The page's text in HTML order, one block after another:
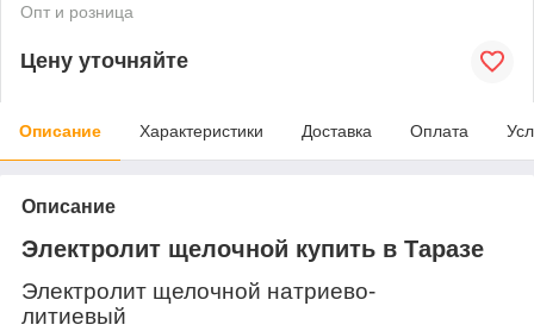
Опт и розница
Цену уточняйте
Описание Характеристики Доставка Оплата
Описание
Электролит щелочной купить в Таразе
Электролит щелочной натриево-
литиевый